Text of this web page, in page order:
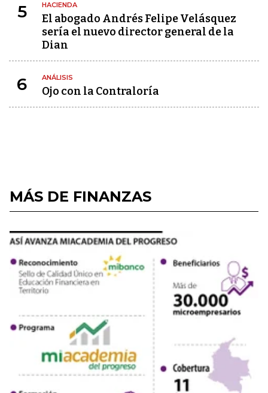
5 HACIENDA
El abogado Andrés Felipe Velásquez
sería el nuevo director general de la
Dian
6 ANÁLISIS
Ojo con la Contraloría
MÁS DE FINANZAS